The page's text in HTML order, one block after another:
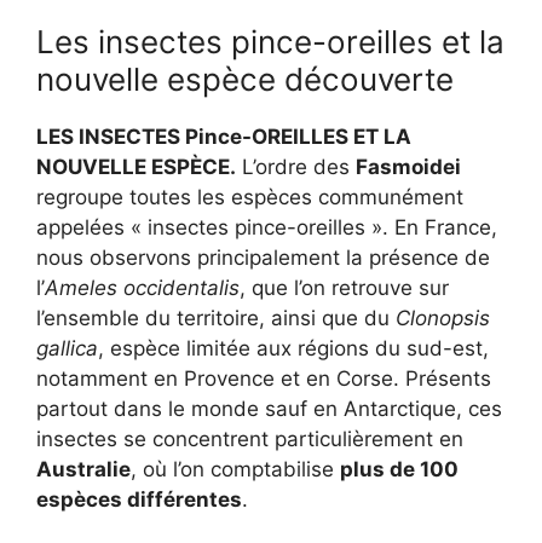
Les insectes pince-oreilles et la
nouvelle espèce découverte
LES INSECTES Pince-OREILLES ET LA
NOUVELLE ESPÈCE. L’ordre des Fasmoidei
regroupe toutes les espèces communément
appelées « insectes pince-oreilles ». En France,
nous observons principalement la présence de
l’Ameles occidentalis, que l’on retrouve sur
l’ensemble du territoire, ainsi que du Clonopsis
gallica, espèce limitée aux régions du sud-est,
notamment en Provence et en Corse. Présents
partout dans le monde sauf en Antarctique, ces
insectes se concentrent particulièrement en
Australie, où l’on comptabilise plus de 100
espèces différentes.